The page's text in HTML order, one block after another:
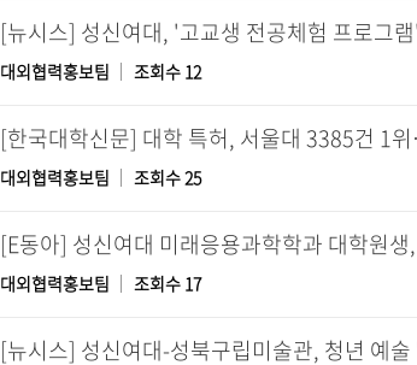
[뉴시스] 성신여대, '고교생 전공체험 프로그
대외협력홍보팀 조회수 12
[한국대학신문] 대학 특허, 서울대 3385건 1
대외협력홍보팀 조회수 25
대외협력홍보팀 조회수 17
[뉴시스] 성신여대-성북구립미술관, 청년 예